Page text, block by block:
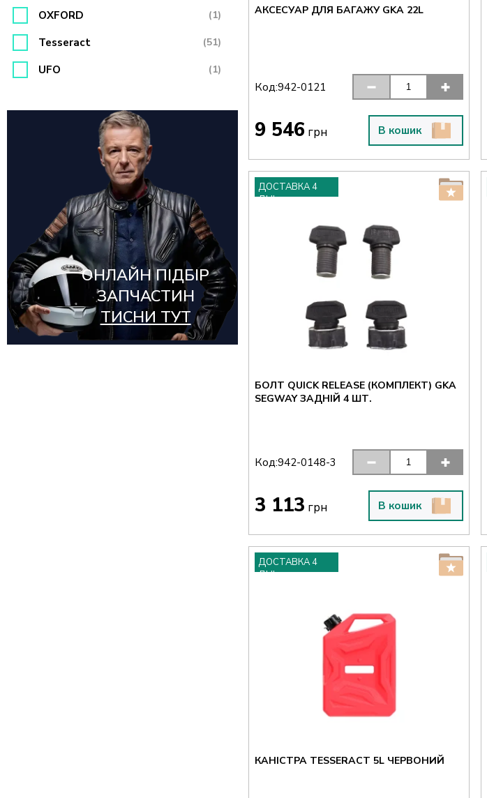
OXFORD (1)
Tesseract (51)
UFO (1)
ОНЛАЙН ПІДБІР
ЗАПЧАСТИН
ТИСНИ ТУТ
АКСЕСУАР ДЛЯ БАГАЖУ GKA 22L
Код:942-0121
9 546 грн В кошик
ДОСТАВКА 4
ДНІ
БОЛТ QUICK RELEASE (КОМПЛЕКТ) GKA
SEGWAY ЗАДНІЙ 4 ШТ.
Код:942-0148-3
3 113 грн В кошик
ДОСТАВКА 4
ДНІ
КАНІСТРА TESSERACT 5L ЧЕРВОНИЙ